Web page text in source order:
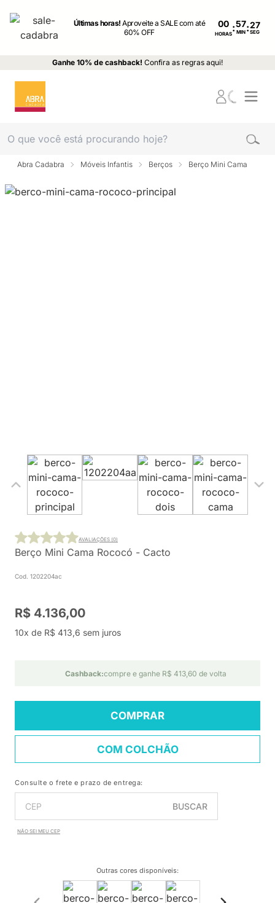
Últimas horas!Aproveite a SALE com até
60% OFF
00
HORAS: MIN : SEG
Ganhe 10% de cashback! Confira as regras aqui!
Abra Cadabra Móveis Infantis Berços Berço Mini Cama
Berço Mini Cama Rococó - Cacto
Cod. 1202204ac
AVALIAÇÕES (0)
R$ 4.136,00
10x de R$ 413,6 sem juros
Cashback:compre e ganhe R$ 413,60 de volta
COMPRAR
COM COLCHÃO
Consulte o frete e prazo de entrega:
BUSCAR
NÃO SEI MEU CEP
Outras cores disponíveis: